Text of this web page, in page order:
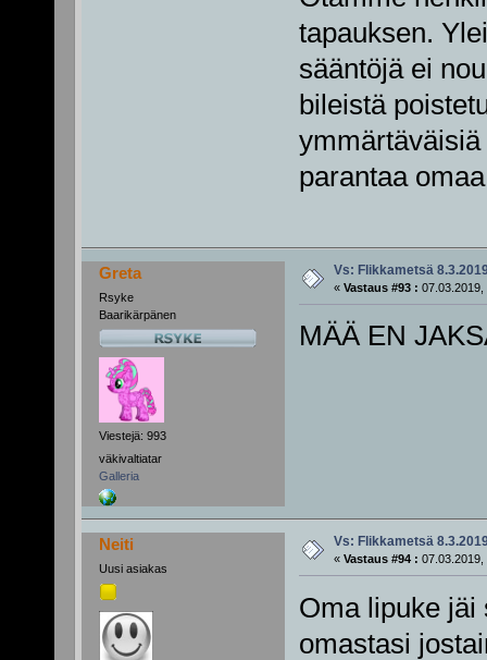
tapauksen.
sääntöjä ei
bileistä
parantaa
Greta
Rsyke
Baarikärpänen
Viestejä: 993
väkivaltiatar
Galleria
Vs: Flikkametsä
« Vastaus #93 : 07.03.2019,
MÄÄ EN
Neiti
Uusi asiakas
Vs: Flikkametsä
« Vastaus #94 : 07.03.2019,
Oma lipuke jäi
omastasi